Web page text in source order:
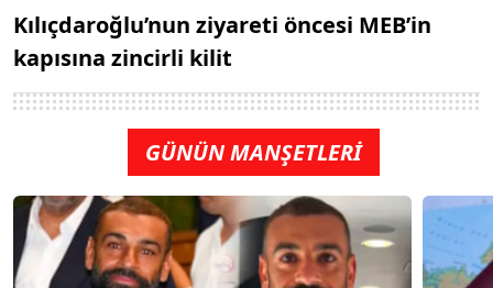
Kılıçdaroğlu’nun ziyareti öncesi MEB’in
kapısına zincirli kilit
GÜNÜN MANŞETLERİ